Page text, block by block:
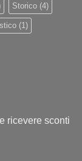
Storico (4)
(1)
ricevere sconti